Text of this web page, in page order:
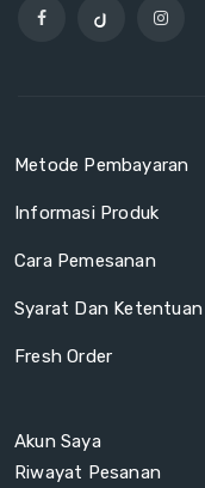
Metode Pembayaran
Informasi Produk
Cara Pemesanan
Syarat Dan Ketentuan
Fresh Order
Akun Saya
Riwayat Pesanan